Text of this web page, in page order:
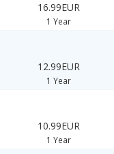
16.99EUR
1 Year
12.99EUR
1 Year
10.99EUR
1 Year